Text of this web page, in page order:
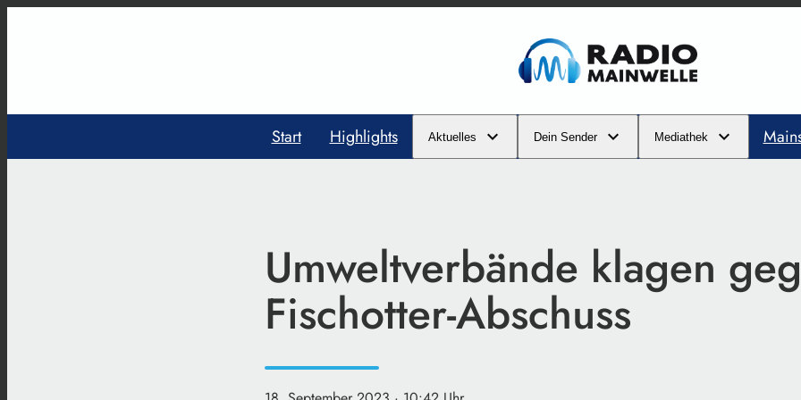
Start Highlights Aktuelles Dein Sender Mediathek
Umweltverbände klagen
Fischotter-Abschuss